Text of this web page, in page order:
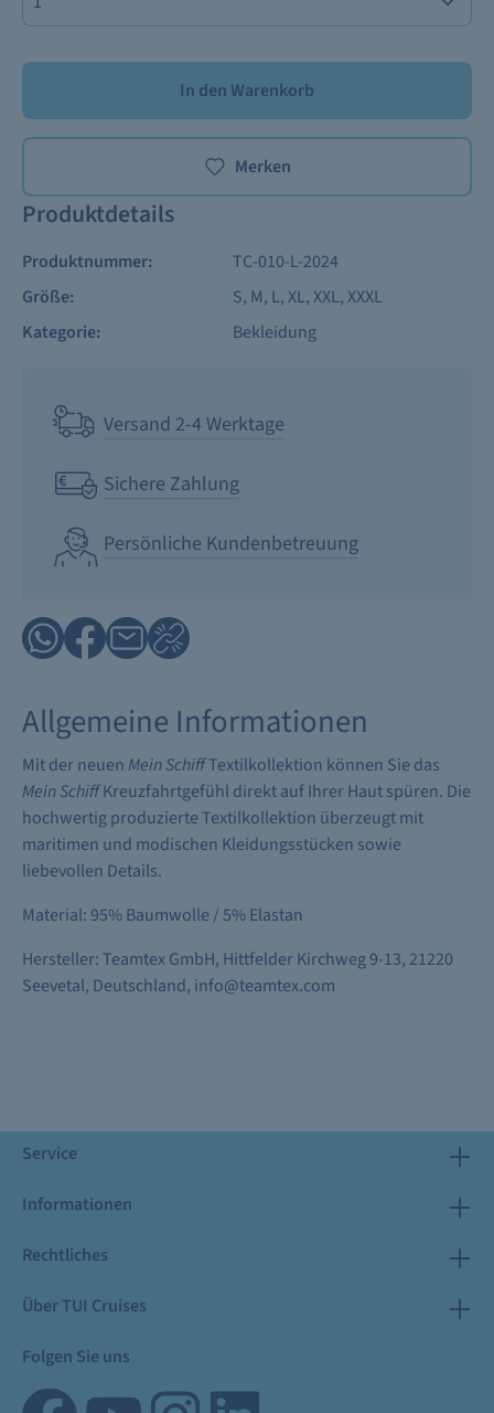
In den Warenkorb
Merken
Produktdetails
Produktnummer:
TC-010-L-2024
Größe:
S, M, L, XL, XXL, XXXL
Kategorie:
Bekleidung
Versand 2-4 Werktage
Sichere Zahlung
Persönliche Kundenbetreuung
Allgemeine Informationen
Mit der neuen Mein SchiffTextilkollektion können Sie das
Mein SchiffKreuzfahrtgefühl direkt auf Ihrer Haut spüren. Die
hochwertig produzierte Textilkollektion überzeugt mit
maritimen und modischen Kleidungsstücken sowie
liebevollen Details.
Material: 95% Baumwolle / 5% Elastan
Hersteller: Teamtex GmbH, Hittfelder Kirchweg 9-13, 21220
Seevetal, Deutschland, info@teamtex.com
Service
Informationen
Rechtliches
Über TUI Cruises
Folgen Sie uns